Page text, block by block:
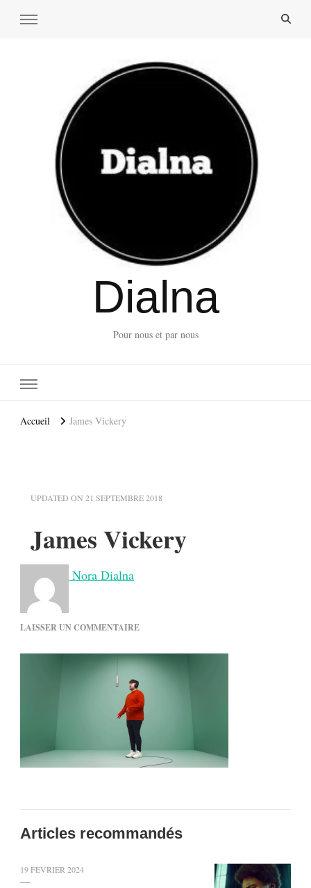
Dialna
Pour nous et par nous
Accueil James Vickery
UPDATED ON 21 SEPTEMBRE 2018
James Vickery
Nora Dialna
LAISSER UN COMMENTAIRESUR
VICKERY
Articles recommandés
19 FÉVRIER 2024